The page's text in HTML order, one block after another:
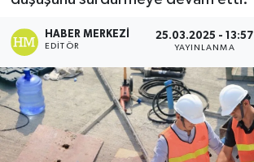
HABER MERKEZI
EDITÖR
25.03.2025 - 13:57
YAYINLANMA